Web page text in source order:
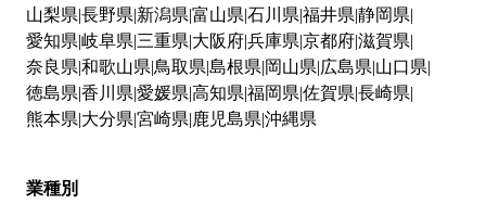
山梨県 長野県 新潟県 富山県 石川県 福井県 静岡県
愛知県 岐阜県 三重県 大阪府兵庫県 京都府滋賀県
奈良県 和歌山県 鳥取県 島根県 岡山県 広島県 山口県
徳島県 香川県 愛媛県 高知県 福岡県 佐賀県 長崎県
熊本県 大分県 宮崎県 鹿児島県 沖縄県
業種別